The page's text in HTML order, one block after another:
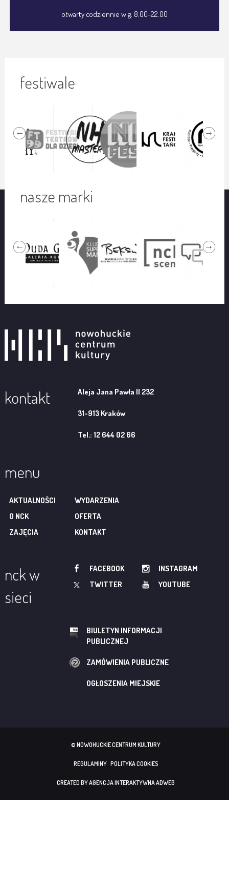
otwarty codziennie w g. 8.00-22.00
festiwale
nasze marki
kontakt Aleja Jana Pawła II 232
31-913 Kraków
Tel.: 12 644 02 66
menu
AKTUALNOŚCI
WYDARZENIA
O NCK
OFERTA
ZAJĘCIA
KONTAKT
nck w
sieci
FACEBOOK
INSTAGRAM
TWITTER
YOUTUBE
BIULETYN INFORMACJI
PUBLICZNEJ
ZAMÓWIENIA PUBLICZNE
OGŁOSZENIA MIEJSKIE
© NOWOHUCKIE CENTRUM KULTURY
REGULAMINY POLITYKA COOKIES
CREATED BY AGENCJA INTERAKTYWNA ADWEB